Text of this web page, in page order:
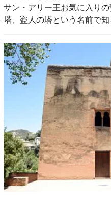
サン・アリー王お気に入り
塔、盗人の塔という名前で知